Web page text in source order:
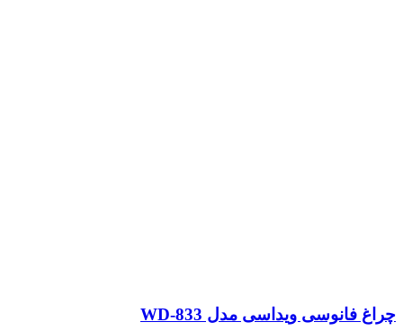
چراغ فانوسی ویداسی مدل WD-833